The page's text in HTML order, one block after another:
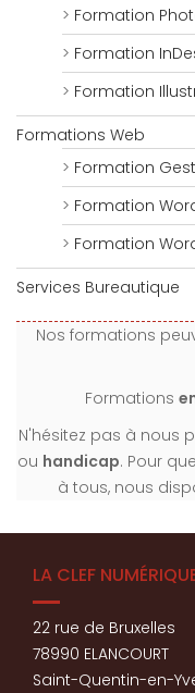
Formation
Formation
Formation
Formations Web
Formation
Formation
Formation
Services Bureautique
Nos formations
Formations
N'hésitez pas à nous
ou handicap. Pour
à tous, nous
LA CLEF
22 rue de Bruxelles
78990 ELANCOURT
Saint-Quentin-en-